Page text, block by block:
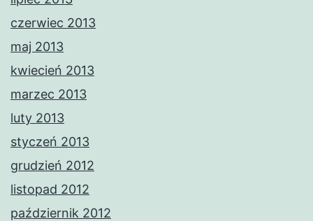
czerwiec 2013
maj 2013
kwiecień 2013
marzec 2013
luty 2013
styczeń 2013
grudzień 2012
listopad 2012
październik 2012